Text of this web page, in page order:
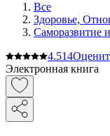
Все
Здоровье,
Саморазвитие
4.514
Электронная книга